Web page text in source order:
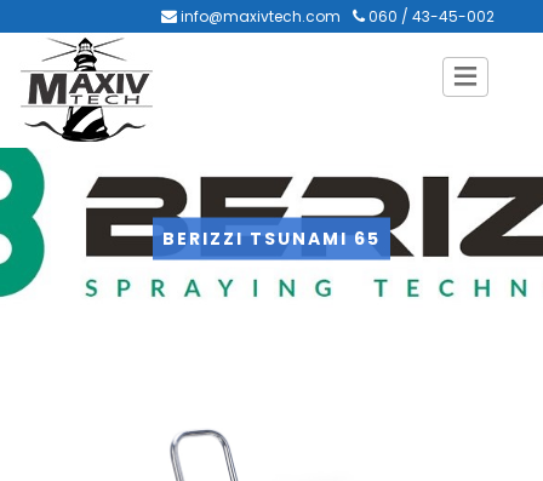
060 / 43-45-002
info@maxivtech.com
BERIZZI TSUNAMI 65